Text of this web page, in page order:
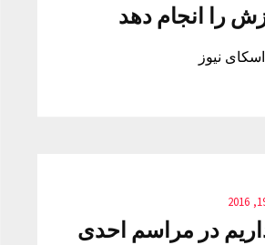
را انجام دهد
نیوز
در مراسم احدی